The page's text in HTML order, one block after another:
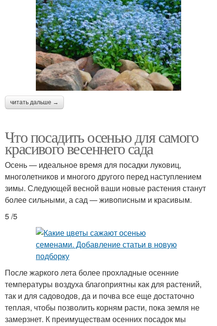
читать дальше →
Что посадить осенью для самого
красивого весеннего сада
Осень — идеальное время для посадки луковиц,
многолетников и многого другого перед наступлением
зимы. Следующей весной ваши новые растения станут
более сильными, а сад — живописным и красивым.
5 /5
После жаркого лета более прохладные осенние
температуры воздуха благоприятны как для растений,
так и для садоводов, да и почва все еще достаточно
теплая, чтобы позволить корням расти, пока земля не
замерзнет. К преимуществам осенних посадок мы